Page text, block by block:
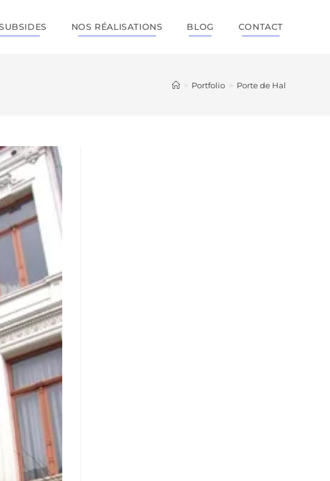
NOS RÉALISATIONS BLOG CONTACT
> Portfolio > Porte de Hal